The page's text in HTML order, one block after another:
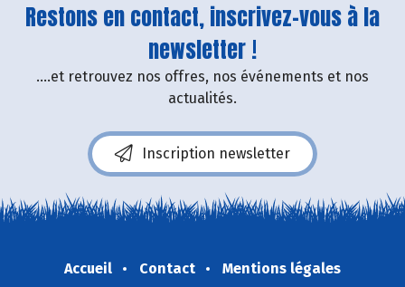
Restons en contact, inscrivez-vous à la
newsletter !
....et retrouvez nos offres, nos événements et nos
actualités.
Inscription newsletter
Accueil Contact
Mentions légales